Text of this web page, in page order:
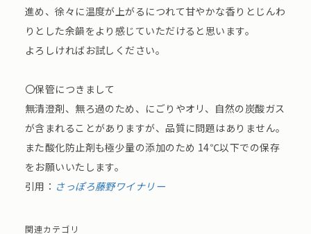
進め、徐々に温度が上がるにつれて甘やかな香りとじんわ
りとした余韻をより感じていただけると思います。
よろしければお試しください。
〇保管につきまして
無清澄剤、無ろ過のため、にごりやオリ、自然の炭酸ガス
が含まれることがありますが、品質に問題はありません。
また酸化防止剤も極少量の添加のため 14℃以下での保存
をお願いいたします。
引用： さっぽろ藤野ワイナリー
関連カテゴリ